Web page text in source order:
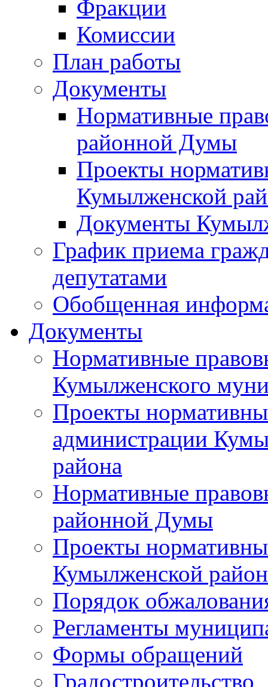
Фракции
Комиссии
План работы
Документы
Нормативные
районной Думы
Проекты
Кумылженской
Документы
График приема
депутатами
Обобщенная
Документы
Нормативные
Кумылженского
Проекты
администрации
района
Нормативные
районной Думы
Проекты
Кумылженской
Порядок
Регламенты
Формы обращений
Градостроительство